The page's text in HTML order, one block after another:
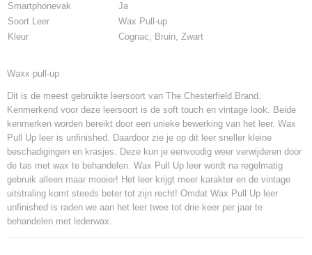
Smartphonevak
Ja
Soort Leer
Wax Pull-up
Kleur
Cognac, Bruin, Zwart
Waxx pull-up
Dit is de meest gebruikte leersoort van The Chesterfield Brand.
Kenmerkend voor deze leersoort is de soft touch en vintage look. Beide
kenmerken worden bereikt door een unieke bewerking van het leer. Wax
Pull Up leer is unfinished. Daardoor zie je op dit leer sneller kleine
beschadigingen en krasjes. Deze kun je eenvoudig weer verwijderen door
de tas met wax te behandelen. Wax Pull Up leer wordt na regelmatig
gebruik alleen maar mooier! Het leer krijgt meer karakter en de vintage
uitstraling komt steeds beter tot zijn recht! Omdat Wax Pull Up leer
unfinished is raden we aan het leer twee tot drie keer per jaar te
behandelen met lederwax.